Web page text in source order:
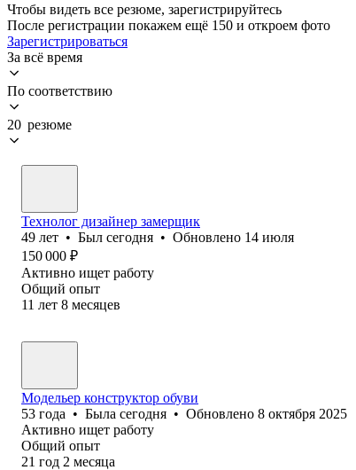
Чтобы видеть все резюме, зарегистрируйтесь
После регистрации покажем ещё 150 и откроем фото
Зарегистрироваться
За всё время
По соответствию
20 резюме
Технолог дизайнер замерщик
49 лет • Был сегодня • Обновлено 14 июля
150 000 ₽
Активно ищет работу
Общий опыт
11 лет 8 месяцев
Модельер конструктор обуви
53 года • Была сегодня • Обновлено 8 октября 2025
Активно ищет работу
Общий опыт
21 год 2 месяца